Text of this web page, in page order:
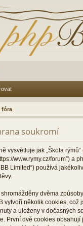
fóra
soukromí
vysvětluje jak „Škola rýmů“
www.rymy.cz/forum”) a
Limited“) používá
dvěma
vytvoří několik cookies, což
a uloženy v dočasných
První dvě cookies obsahují